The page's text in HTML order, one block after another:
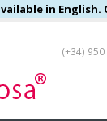
in English.
(+34)